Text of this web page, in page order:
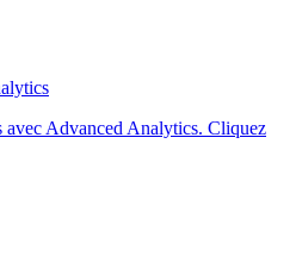
avec Advanced Analytics. Cliquez